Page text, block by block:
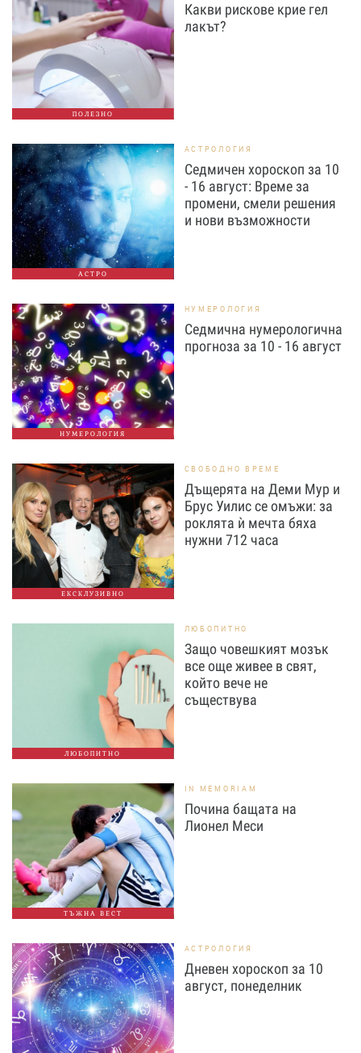
ПОЛЕЗНО
Какви рискове крие гел
лакът?
АСТРО
АСТРОЛОГИЯ
Седмичен хороскоп за 10
- 16 август: Време за
промени, смели решения
и нови възможности
НУМЕРОЛОГИЯ
НУМЕРОЛОГИЯ
Седмична нумерологична
прогноза за 10 - 16 август
ЕКСКЛУЗИВНО
СВОБОДНО ВРЕМЕ
Дъщерята на Деми Мур и
Брус Уилис се омъжи: за
роклята ѝ мечта бяха
нужни 712 часа
ЛЮБОПИТНО
ЛЮБОПИТНО
Защо човешкият мозък
все още живее в свят,
който вече не
съществува
ТЪЖНА ВЕСТ
IN MEMORIAM
Почина бащата на
Лионел Меси
АСТРОЛОГИЯ
Дневен хороскоп за 10
август, понеделник